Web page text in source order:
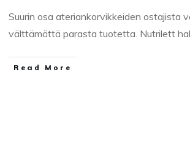
Suurin osa ateriankorvikkeiden ostajista
välttämättä parasta tuotetta. Nutrilett
Read More